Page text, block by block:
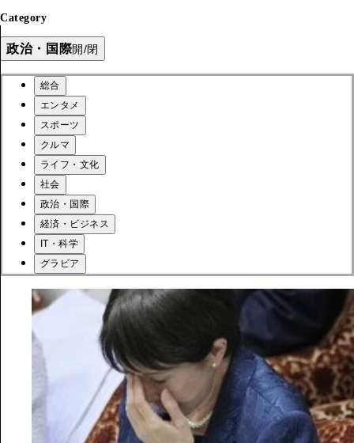
Category
政治・国際開/閉
総合
エンタメ
スポーツ
クルマ
ライフ・文化
社会
政治・国際
経済・ビジネス
IT・科学
グラビア